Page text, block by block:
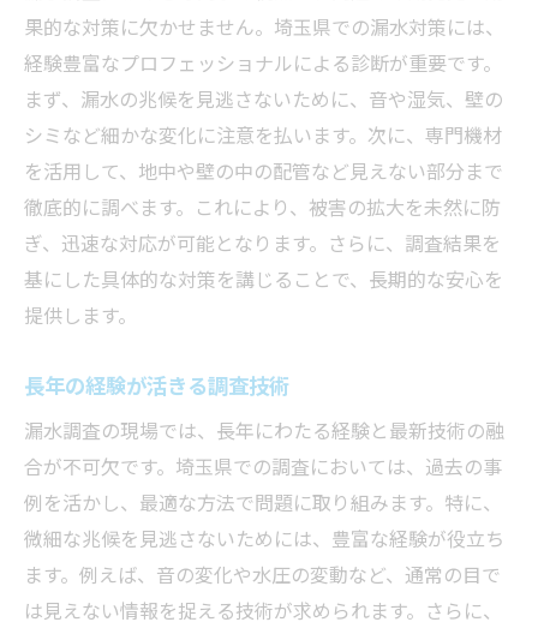
果的な対策に欠かせません。埼玉県での漏水対策には、
経験豊富なプロフェッショナルによる診断が重要です。
まず、漏水の兆候を見逃さないために、音や湿気、壁の
シミなど細かな変化に注意を払います。次に、専門機材
を活用して、地中や壁の中の配管など見えない部分まで
徹底的に調べます。これにより、被害の拡大を未然に防
ぎ、迅速な対応が可能となります。さらに、調査結果を
基にした具体的な対策を講じることで、長期的な安心を
提供します。
長年の経験が活きる調査技術
漏水調査の現場では、長年にわたる経験と最新技術の融
合が不可欠です。埼玉県での調査においては、過去の事
例を活かし、最適な方法で問題に取り組みます。特に、
微細な兆候を見逃さないためには、豊富な経験が役立ち
ます。例えば、音の変化や水圧の変動など、通常の目で
は見えない情報を捉える技術が求められます。さらに、